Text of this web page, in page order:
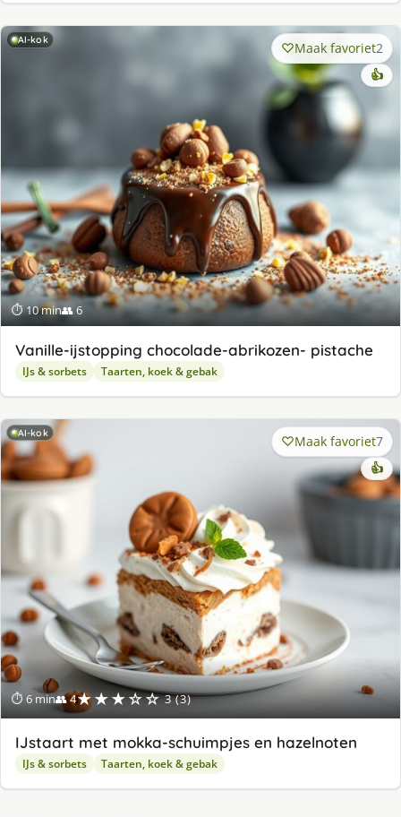
AI-kok
⏱ 10 min👥 6
Maak favoriet2
👍
Va­nil­le-ijstop­ping cho­co­la­de-abri­ko­zen- pis­ta­che
IJs & sorbets Taarten, koek & gebak
AI-kok
⏱ 6 min👥 4★★★☆☆ 3 (3)
Maak favoriet7
👍
IJstaart met mokka-schuimpjes en hazelnoten
IJs & sorbets Taarten, koek & gebak